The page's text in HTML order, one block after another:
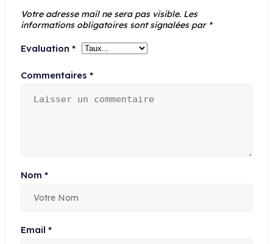
Votre adresse mail ne sera pas visible. Les
informations obligatoires sont signalées par *
Evaluation *
Commentaires *
Nom *
Email *